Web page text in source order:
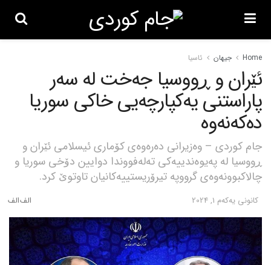
Home جیهان ئاسیا
ئێران و ڕووسیا جەخت لە سەر
پاراستنی یەکپارچەیی خاکی سوریا
دەکەنەوە
جام کوردی – وەزیرانی دەرەوەی کۆماری ئیسلامی ئێران و
ڕووسیا لە پەیوەندییەکی تەلەفووندا دوایین دۆخی سوریا و
چالاکبوونەوەی گرووپە تیرۆریستییەکانیان تاوتوێ کرد.
كانونی یه‌كه‌م 1, 2024